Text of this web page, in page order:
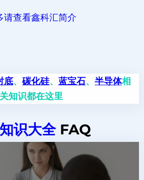
请查看鑫科汇简介
底、 碳化硅、 蓝宝石、 半导体相
关知识都在这里
识大全FAQ